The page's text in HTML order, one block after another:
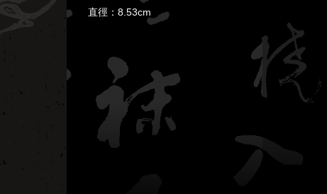
直徑：8.53cm